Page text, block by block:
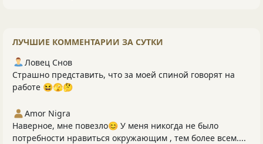
ЛУЧШИЕ КОММЕНТАРИИ ЗА СУТКИ
Ловец Снов
Страшно представить, что за моей спиной говорят на
работе 😆🫣🤔
Amor Nigra
Наверное, мне повезло😊 У меня никогда не было
потребности нравиться окружающим , тем более всем....